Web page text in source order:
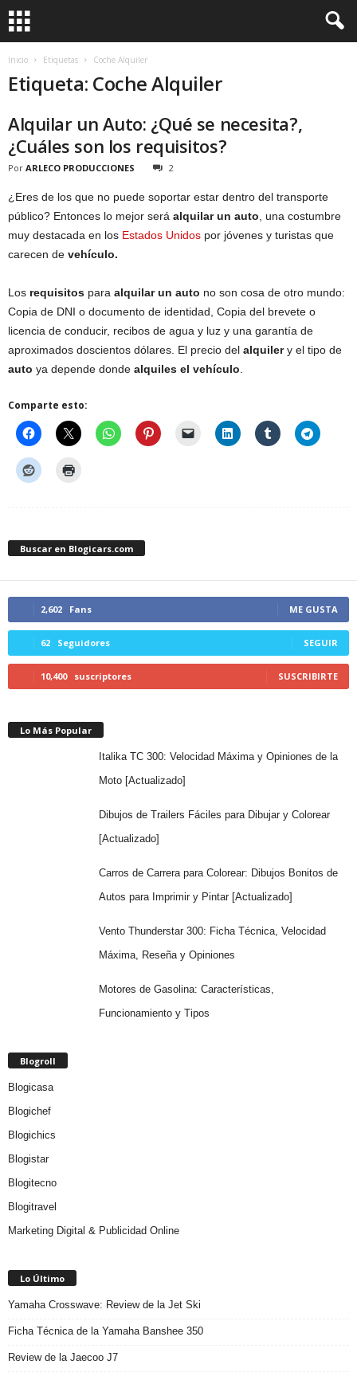
Inicio Etiquetas Coche Alquiler
Etiqueta: Coche Alquiler
Alquilar un Auto: ¿Qué se necesita?,
¿Cuáles son los requisitos?
Por ARLECO PRODUCCIONES 2
¿Eres de los que no puede soportar estar dentro del transporte
público? Entonces lo mejor será alquilar un auto , una costumbre
muy destacada en los Estados Unidos por jóvenes y turistas que
carecen de vehículo.
Los requisitos para alquilar un auto no son cosa de otro mundo:
Copia de DNI o documento de identidad, Copia del brevete o
licencia de conducir, recibos de agua y luz y una garantía de
aproximados doscientos dólares. El precio del alquilery el tipo de
auto ya depende donde alquiles el vehículo
Comparte esto:
Buscar en Blogicars.com
2,602 Fans ME GUSTA
62 Seguidores SEGUIR
10,400 suscriptores SUSCRIBIRTE
Lo Más Popular
Italika TC 300: Velocidad Máxima y Opiniones de la
Moto [Actualizado]
Dibujos de Trailers Fáciles para Dibujar y Colorear
[Actualizado]
Carros de Carrera para Colorear: Dibujos Bonitos de
Autos para Imprimir y Pintar [Actualizado]
Vento Thunderstar 300: Ficha Técnica, Velocidad
Máxima, Reseña y Opiniones
Motores de Gasolina: Características,
Funcionamiento y Tipos
Blogroll
Blogicasa
Blogichef
Blogichics
Blogistar
Blogitecno
Blogitravel
Marketing Digital & Publicidad Online
Lo Último
Yamaha Crosswave: Review de la Jet Ski
Ficha Técnica de la Yamaha Banshee 350
Review de la Jaecoo J7